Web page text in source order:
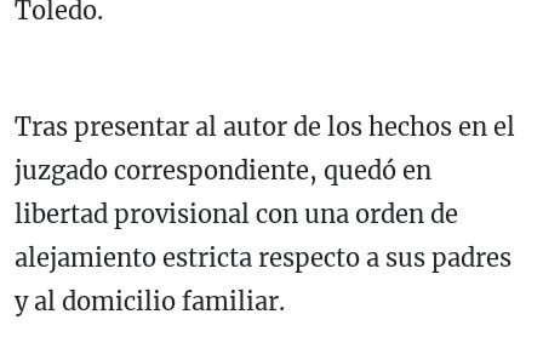
Toledo.
Tras presentar al autor de los hechos en el
juzgado correspondiente, quedó en
libertad provisional con una orden de
alejamiento estricta respecto a sus padres
y al domicilio familiar.